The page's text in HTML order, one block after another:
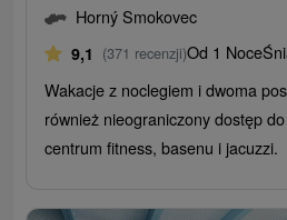
Horný Smokovec
9,1 (371 recenzji)Od 1 Noce
Wakacje z noclegiem i dwoma
również nieograniczony dostęp
centrum fitness, basenu i jacuzzi.